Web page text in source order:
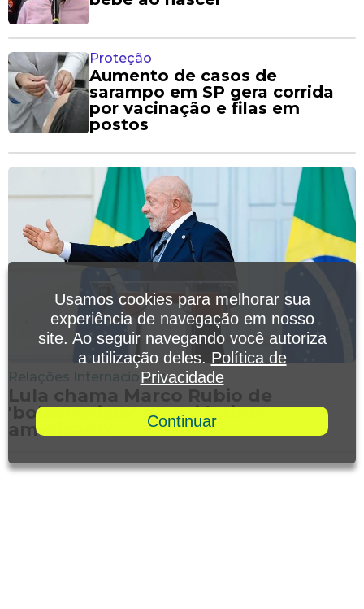
Proteção
Aumento de casos de
sarampo em SP gera corrida
por vacinação e filas em
postos
Relações Internacionais
Lula chama Marco Rubio de
'bolsonarista' e 'anti latino-
americano'
Usamos cookies para melhorar sua
experiência de navegação em nosso
site. Ao seguir navegando você autoriza
a utilização deles. Política de
Privacidade
Continuar